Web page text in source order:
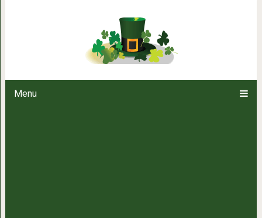
Menu
Решение одного мужчины:
никогда не